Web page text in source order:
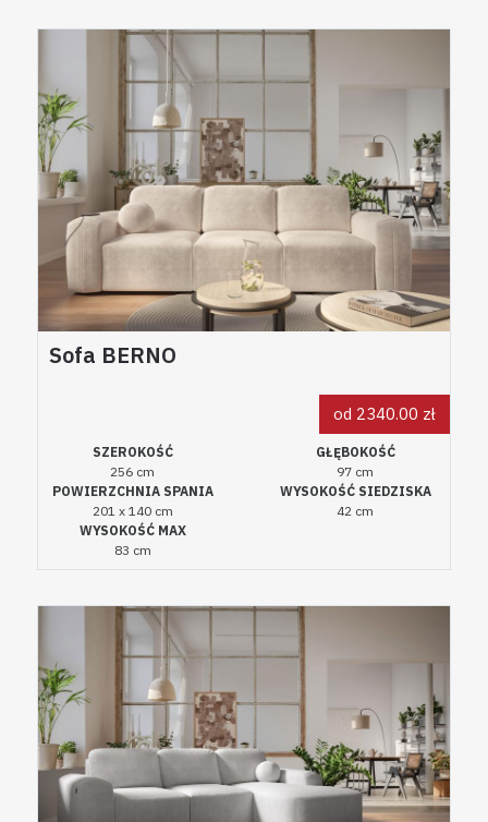
Sofa BERNO
od 2340.00 zł
SZEROKOŚĆ
256 cm
GŁĘBOKOŚĆ
97 cm
POWIERZCHNIA SPANIA
201 x 140 cm
WYSOKOŚĆ SIEDZISKA
42 cm
WYSOKOŚĆ MAX
83 cm